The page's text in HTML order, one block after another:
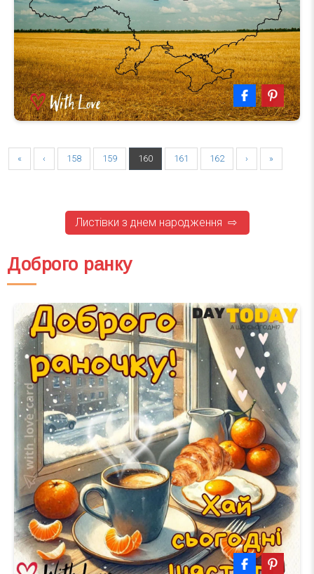
« ‹ 158 159 160 161 162 › »
Листівки з днем народження ⇨
Доброго ранку